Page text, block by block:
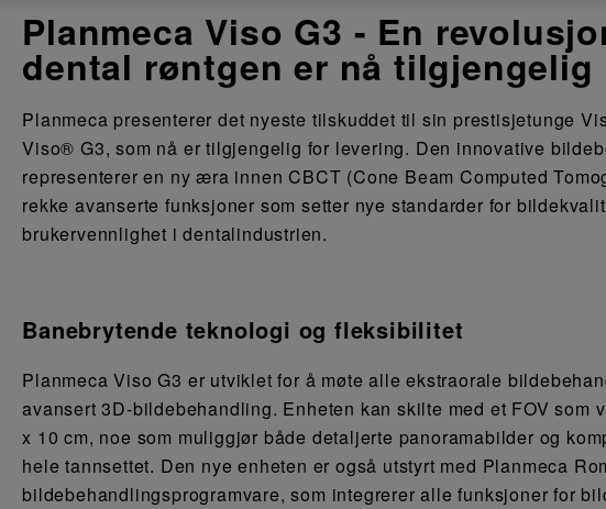
Planmeca Viso G3 - En
dental røntgen er nå tilgjengelig
Planmeca presenterer det nyeste tilskuddet til sin prestisjetunge
Viso® G3, som nå er tilgjengelig for levering. Den innovative
representerer en ny æra innen CBCT (Cone Beam Computed
rekke avanserte funksjoner som setter nye standarder for
brukervennlighet i dentalindustrien.
Banebrytende teknologi og fleksibilitet
Planmeca Viso G3 er utviklet for å møte alle ekstraorale
avansert 3D-bildebehandling. Enheten kan skilte med et FOV som
x 10 cm, noe som muliggjør både detaljerte panoramabilder og
hele tannsettet. Den nye enheten er også utstyrt med Planmeca
bildebehandlingsprogramvare, som integrerer alle funksjoner for